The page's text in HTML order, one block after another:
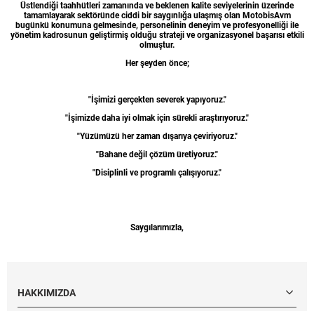
Üstlendiği taahhütleri zamanında ve beklenen kalite seviyelerinin üzerinde
tamamlayarak sektöründe ciddi bir saygınlığa ulaşmış olan MotobisAvm
bugünkü konumuna gelmesinde, personelinin deneyim ve profesyonelliği ile
yönetim kadrosunun geliştirmiş olduğu strateji ve organizasyonel başarısı etkili
olmuştur.
Her şeyden önce;
"İşimizi gerçekten severek yapıyoruz."
"İşimizde daha iyi olmak için sürekli araştırıyoruz."
"Yüzümüzü her zaman dışarıya çeviriyoruz."
"Bahane değil çözüm üretiyoruz."
"Disiplinli ve programlı çalışıyoruz."
Saygılarımızla,
HAKKIMIZDA